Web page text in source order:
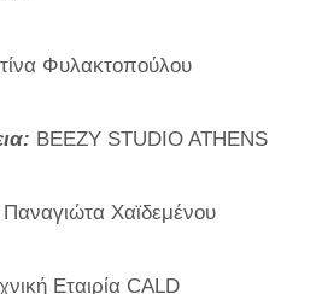
Φυλακτοπούλου
BEEZY STUDIO ATHENS
Παναγιώτα Χαϊδεμένου
Εταιρία CALD